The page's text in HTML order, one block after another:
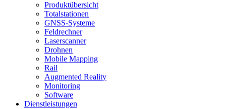
Produktübersicht
Totalstationen
GNSS-Systeme
Feldrechner
Laserscanner
Drohnen
Mobile Mapping
Rail
Augmented Reality
Monitoring
Software
Dienstleistungen